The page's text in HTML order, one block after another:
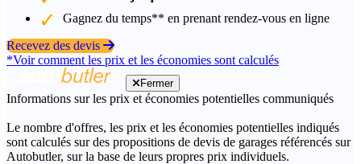
Gagnez du temps** en prenant rendez-vous en ligne
Recevez des devis
*Voir comment les prix et les économies sont calculés
Fermer
Informations sur les prix et économies potentielles communiqués
Le nombre d'offres, les prix et les économies potentielles indiqués
sont calculés sur des propositions de devis de garages référencés sur
Autobutler, sur la base de leurs propres prix individuels.